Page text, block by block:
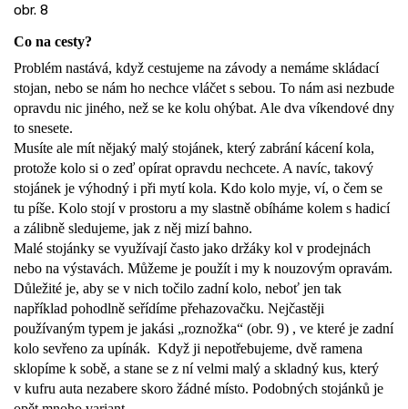
obr. 8
Co na cesty?
Problém nastává, když cestujeme na závody a nemáme skládací
stojan, nebo se nám ho nechce vláčet s sebou. To nám asi nezbude
opravdu nic jiného, než se ke kolu ohýbat. Ale dva víkendové dny
to snesete.
Musíte ale mít nějaký malý stojánek, který zabrání kácení kola,
protože kolo si o zeď opírat opravdu nechcete. A navíc, takový
stojánek je výhodný i při mytí kola. Kdo kolo myje, ví, o čem se
tu píše. Kolo stojí v prostoru a my slastně obíháme kolem s hadicí
a zálibně sledujeme, jak z něj mizí bahno.
Malé stojánky se využívají často jako držáky kol v prodejnách
nebo na výstavách. Můžeme je použít i my k nouzovým opravám.
Důležité je, aby se v nich točilo zadní kolo, neboť jen tak
například pohodlně seřídíme přehazovačku. Nejčastěji
používaným typem je jakási „roznožka“ (obr. 9) , ve které je zadní
kolo sevřeno za upínák. Když ji nepotřebujeme, dvě ramena
sklopíme k sobě, a stane se z ní velmi malý a skladný kus, který
v kufru auta nezabere skoro žádné místo. Podobných stojánků je